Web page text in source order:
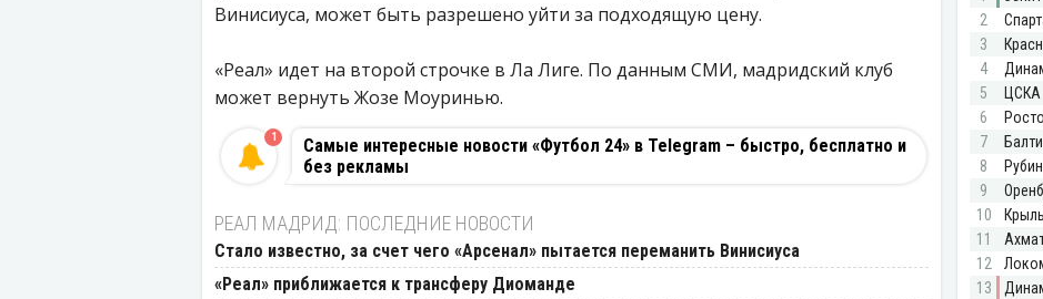
Винисиуса, может быть разрешено уйти за подходящую цену.
«Реал» идет на второй строчке в Ла Лиге. По данным СМИ, мадридский клуб
может вернуть Жозе Моуринью.
Самые интересные новости «Футбол 24» в Telegram – быстро, бесплатно и
без рекламы
1
РЕАЛ МАДРИД: ПОСЛЕДНИЕ НОВОСТИ
Стало известно, за счет чего «Арсенал» пытается переманить Винисиуса
«Реал» приближается к трансферу Диоманде